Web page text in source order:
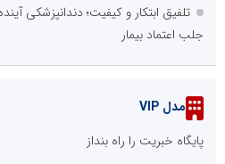
تلفیق ابتکار و کیفیت؛ دندانپزشکی
جلب اعتماد بیمار
مدل VIP
پایگاه خبریت را راه بنداز